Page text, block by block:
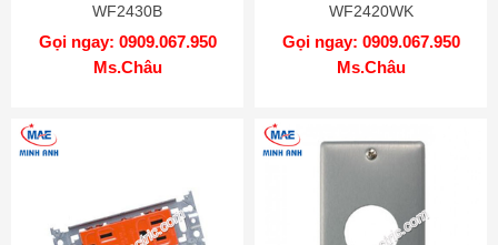
WF2430B
Gọi ngay: 0909.067.950
Ms.Châu
WF2420WK
Gọi ngay: 0909.067.950
Ms.Châu